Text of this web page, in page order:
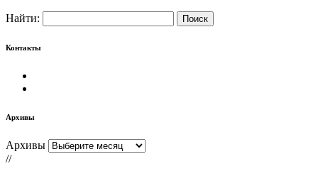
Найти:
Контакты
Архивы
Архивы
//